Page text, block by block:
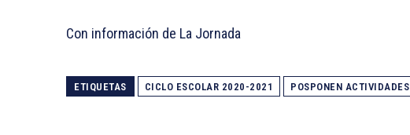
Con información de La Jornada
ETIQUETAS CICLO ESCOLAR 2020-2021 POSPONEN ACTIVIDADES